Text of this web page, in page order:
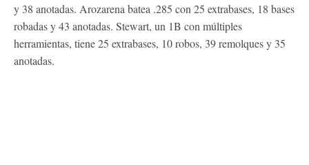
y 38 anotadas. Arozarena batea .285 con 25 extrabases, 18 bases
robadas y 43 anotadas. Stewart, un 1B con múltiples
herramientas, tiene 25 extrabases, 10 robos, 39 remolques y 35
anotadas.